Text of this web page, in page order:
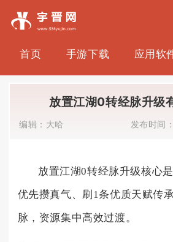
首页 手游下载 应用软
放置江湖0转经脉升级
编辑： 大哈 发布时间：
放置江湖0转经脉升级核心
优先攒真气、刷1条优质天赋传
脉，资源集中高效过渡。